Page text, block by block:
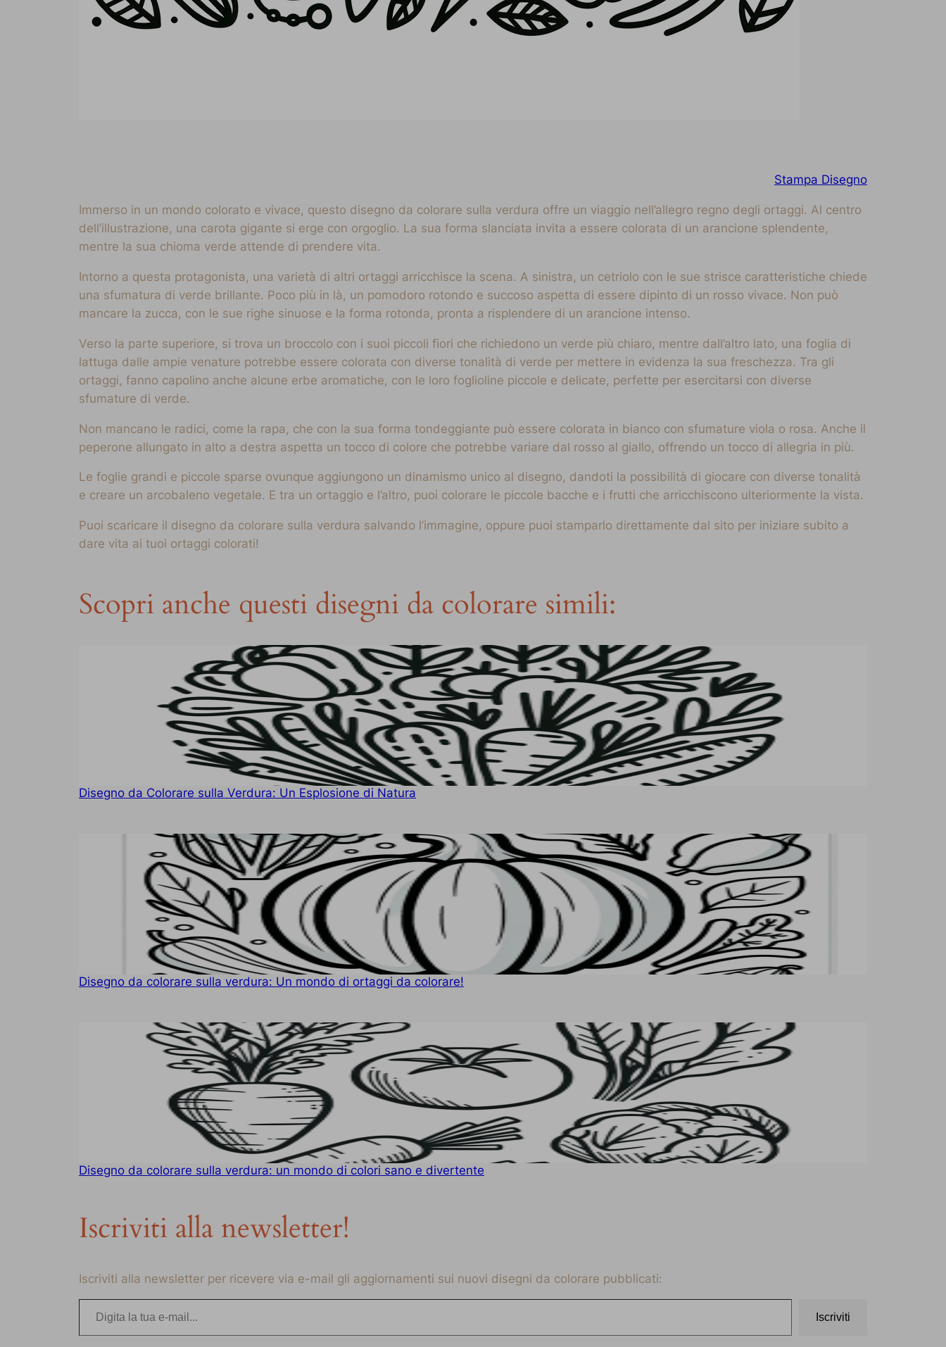
Stampa Disegno
Immerso in un mondo colorato e vivace, questo disegno da colorare sulla verdura offre un viaggio nell’allegro regno degli ortaggi. Al centro
dell’illustrazione, una carota gigante si erge con orgoglio. La sua forma slanciata invita a essere colorata di un arancione splendente,
mentre la sua chioma verde attende di prendere vita.
Intorno a questa protagonista, una varietà di altri ortaggi arricchisce la scena. A sinistra, un cetriolo con le sue strisce caratteristiche chiede
una sfumatura di verde brillante. Poco più in là, un pomodoro rotondo e succoso aspetta di essere dipinto di un rosso vivace. Non può
mancare la zucca, con le sue righe sinuose e la forma rotonda, pronta a risplendere di un arancione intenso.
Verso la parte superiore, si trova un broccolo con i suoi piccoli fiori che richiedono un verde più chiaro, mentre dall’altro lato, una foglia di
lattuga dalle ampie venature potrebbe essere colorata con diverse tonalità di verde per mettere in evidenza la sua freschezza. Tra gli
ortaggi, fanno capolino anche alcune erbe aromatiche, con le loro foglioline piccole e delicate, perfette per esercitarsi con diverse
sfumature di verde.
Non mancano le radici, come la rapa, che con la sua forma tondeggiante può essere colorata in bianco con sfumature viola o rosa. Anche il
peperone allungato in alto a destra aspetta un tocco di colore che potrebbe variare dal rosso al giallo, offrendo un tocco di allegria in più.
Le foglie grandi e piccole sparse ovunque aggiungono un dinamismo unico al disegno, dandoti la possibilità di giocare con diverse tonalità
e creare un arcobaleno vegetale. E tra un ortaggio e l’altro, puoi colorare le piccole bacche e i frutti che arricchiscono ulteriormente la vista.
Puoi scaricare il disegno da colorare sulla verdura salvando l’immagine, oppure puoi stamparlo direttamente dal sito per iniziare subito a
dare vita ai tuoi ortaggi colorati!
Scopri anche questi disegni da colorare simili:
Disegno da Colorare sulla Verdura: Un Esplosione di Natura
Disegno da colorare sulla verdura: Un mondo di ortaggi da colorare!
Disegno da colorare sulla verdura: un mondo di colori sano e divertente
Iscriviti alla newsletter!
Iscriviti alla newsletter per ricevere via e-mail gli aggiornamenti sui nuovi disegni da colorare pubblicati:
Digita la tua e-mail…
Iscriviti